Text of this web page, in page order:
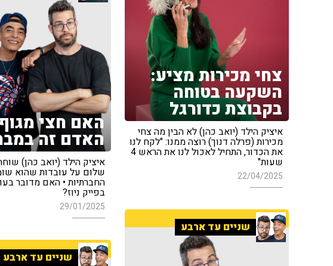
צחי מכירות מציע:
השקעה בטוחה
בקבוצת כדורגל
איציק הילד (יואב כהן) לא הבין מה צחי
מכירות (פרלה דנוך) רוצה ממנו: "לקח לנו
את הכדור, התחיל לאכול לנו את הראש 4
שעות"
22/04/2025
האם חצי מגוף
האדם זה
איציק הילד (יואב כהן)
שלום על עובדות שהוא
החברתיות • האם מדובר
בפייק ניוז?
29/01/2025
שניים עד ארבע
שניים עד ארבע